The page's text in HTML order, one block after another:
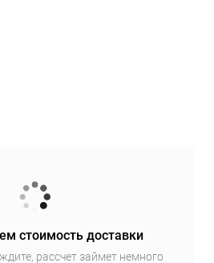
стоимость доставки
рассчет займет немного